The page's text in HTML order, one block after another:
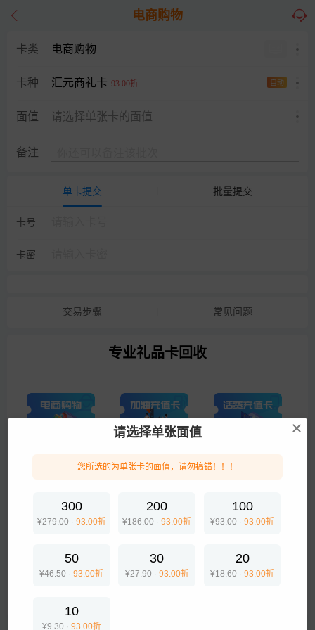
电商购物
卡类 电商购物
卡种 汇元商礼卡 自动
93.00折
面值 请选择单张卡的面值
备注
单卡提交 批量提交
卡号
卡密
交易步骤 常见问题
专业礼品卡回收
加油卡
游戏点卡 美食出行
请选择单张面值
您所选的为单张卡的面值，请勿搞错！！！
300
¥279.00 · 93.00折
200
¥186.00 · 93.00折
100
¥93.00 · 93.00折
50
¥46.50 · 93.00折
30
¥27.90 · 93.00折
20
¥18.60 · 93.00折
10
¥9.30 · 93.00折